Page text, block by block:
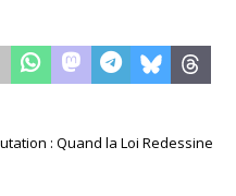
: Quand la Loi Redessine